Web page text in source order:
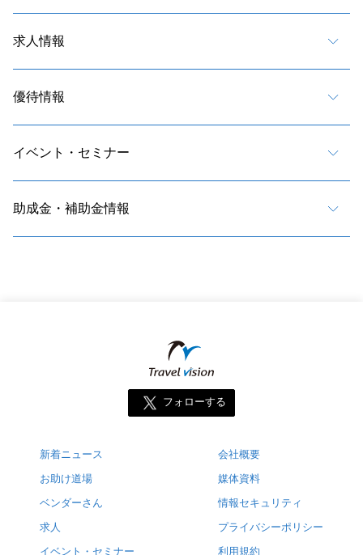
求人情報
優待情報
イベント・セミナー
助成金・補助金情報
フォローする
新着ニュース
お助け道場
ベンダーさん
求人
イベント・セミナー
会社概要
媒体資料
情報セキュリティ
プライバシーポリシー
利用規約